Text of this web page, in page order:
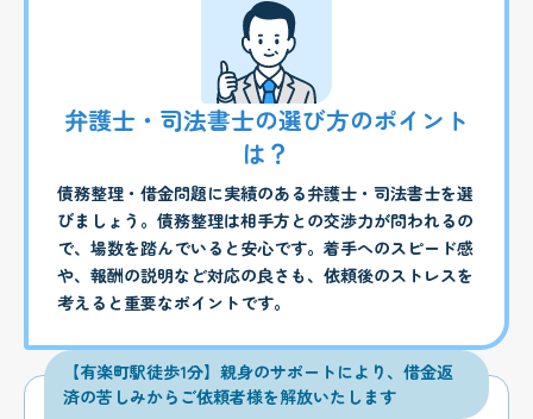
弁護士・司法書士の選び方のポイント
は？
債務整理・借金問題に実績のある弁護士・司法書士を選
びましょう。債務整理は相手方との交渉力が問われるの
で、場数を踏んでいると安心です。着手へのスピード感
や、報酬の説明など対応の良さも、依頼後のストレスを
考えると重要なポイントです。
【有楽町駅徒歩1分】親身のサポートにより、借金返
済の苦しみからご依頼者様を解放いたします